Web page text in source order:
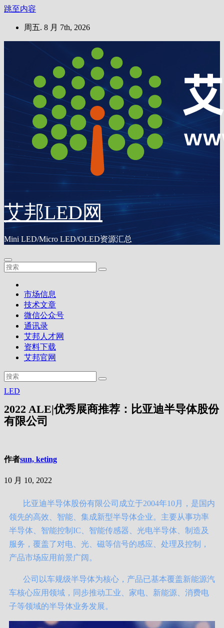
跳至内容
周五. 8 月 7th, 2026
艾邦LED网
Mini LED/Micro LED/OLED资源汇总
市场信息
技术文章
微信公众号
通讯录
艾邦人才网
资料下载
艾邦官网
LED
2022 ALE|优秀展商推荐：比亚迪半导体股份
有限公司
作者sun, keting
10 月 10, 2022
比亚迪半导体股份有限公司成立于2004年10月，是国内
领先的高效、智能、集成新型半导体企业。主要从事功率
半导体、智能控制IC、智能传感器、光电半导体、制造及
服务，覆盖了对电、光、磁等信号的感应、处理及控制，
产品市场应用前景广阔。
公司以车规级半导体为核心，产品已基本覆盖新能源汽
车核心应用领域，同步推动工业、家电、新能源、消费电
子等领域的半导体业务发展。